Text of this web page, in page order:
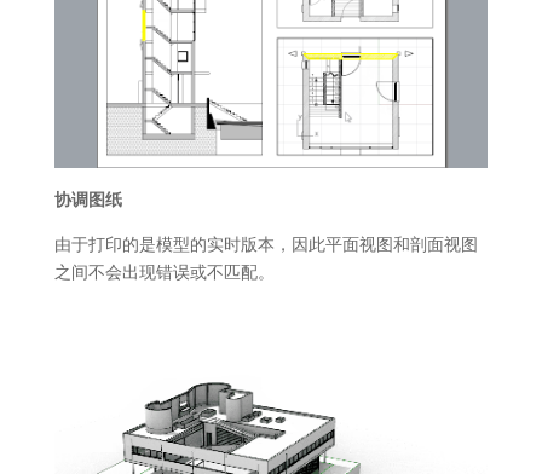
协调图纸
由于打印的是模型的实时版本，因此平面视图和剖面视图
之间不会出现错误或不匹配。